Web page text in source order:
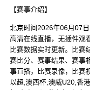
【赛事介绍】
北京时间2026年06月07
高清在线直播，无插件观
比赛数据实时更新。比赛
赛比分、赛事结果、赛事
事直播，比赛录像，比赛
以超,澳西杯,澳威U20,香